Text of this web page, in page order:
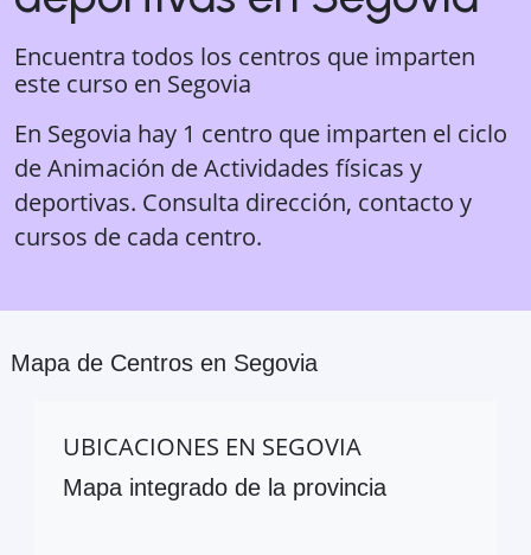
Encuentra todos los centros que imparten
este curso en Segovia
En Segovia hay 1 centro que imparten el ciclo
de Animación de Actividades físicas y
deportivas. Consulta dirección, contacto y
cursos de cada centro.
Mapa de Centros en Segovia
UBICACIONES EN SEGOVIA
Mapa integrado de la provincia